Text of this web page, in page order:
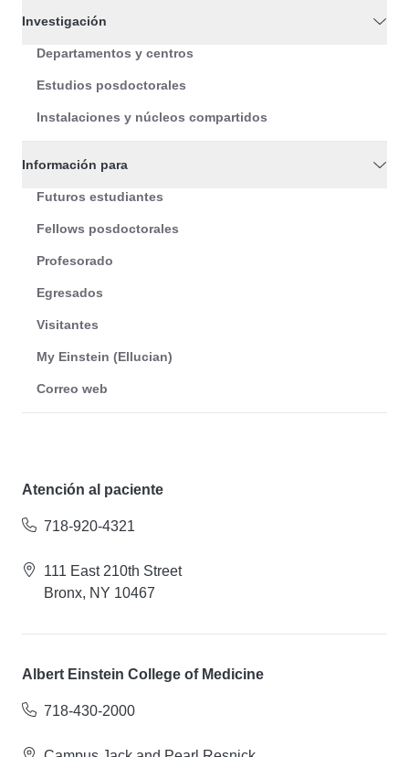
Investigación
Departamentos y centros
Estudios posdoctorales
Instalaciones y núcleos compartidos
Información para
Futuros estudiantes
Fellows posdoctorales
Profesorado
Egresados
Visitantes
My Einstein (Ellucian)
Correo web
Atención al paciente
718-920-4321
111 East 210th Street
Bronx, NY 10467
Albert Einstein College of Medicine
718-430-2000